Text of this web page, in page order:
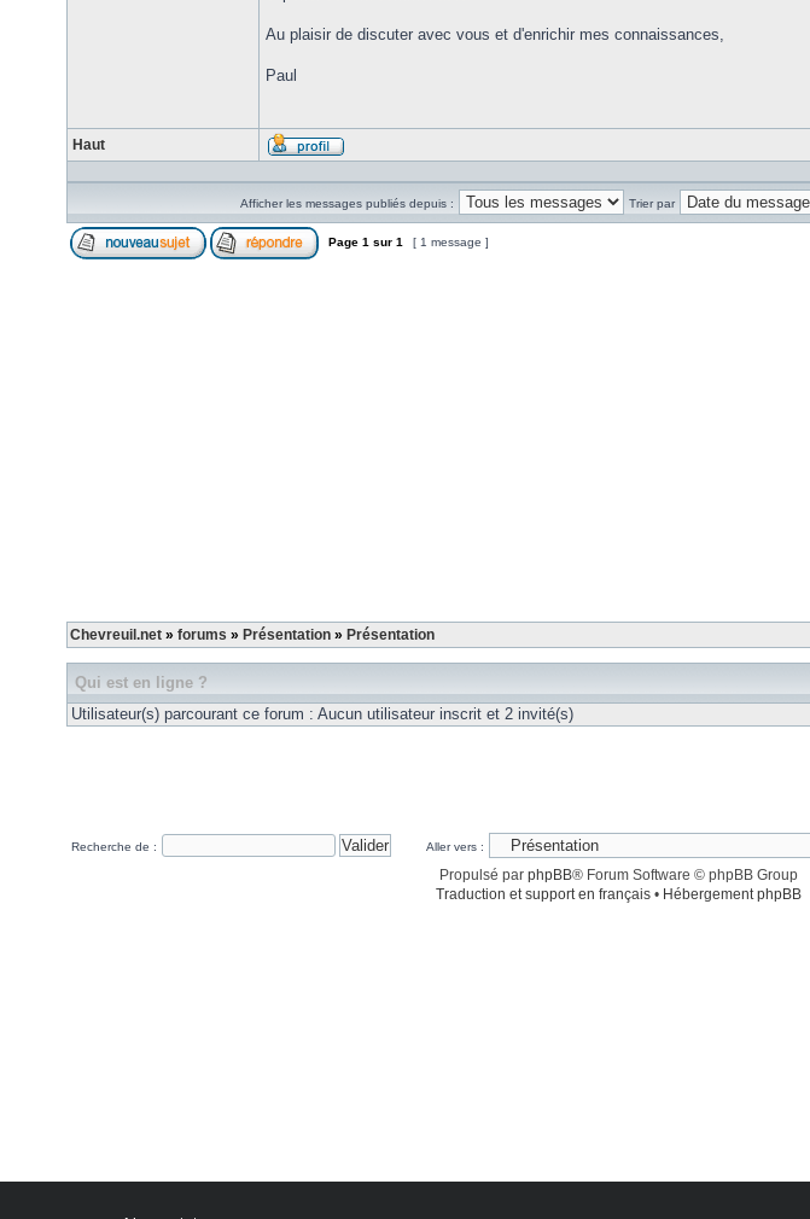
Au plaisir de discuter avec vous et d'enrichir mes connaissances,
Paul
Haut
Afficher les messages publiés depuis : Trier par
Page 1 sur 1 [ 1 message ]
Chevreuil.net » forums » Présentation » Présentation
Qui est en ligne ?
Utilisateur(s) parcourant ce forum : Aucun utilisateur inscrit et 2 invité(s)
Recherche de : Aller vers :
Propulsé par phpBB® Forum Software © phpBB Group
Traduction et support en français• Hébergement phpBB